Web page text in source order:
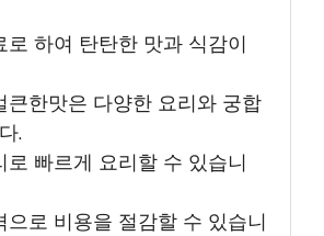
로 하여 탄탄한 맛과 식감이
큰한맛은 다양한 요리와 궁합
.
로 빠르게 요리할 수 있습니
으로 비용을 절감할 수 있습니